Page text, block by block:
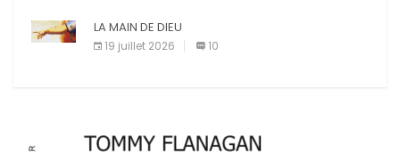
LA MAIN DE DIEU
19 juillet 2026 10